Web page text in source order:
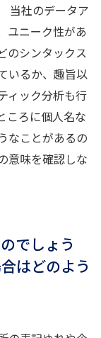
当社のデータア
ユニーク性があ
のシンタックス
いるか、趣旨以
ィック分析も行
ころに個人名な
なことがあるの
意味を確認しな
でしょう
はどのよう